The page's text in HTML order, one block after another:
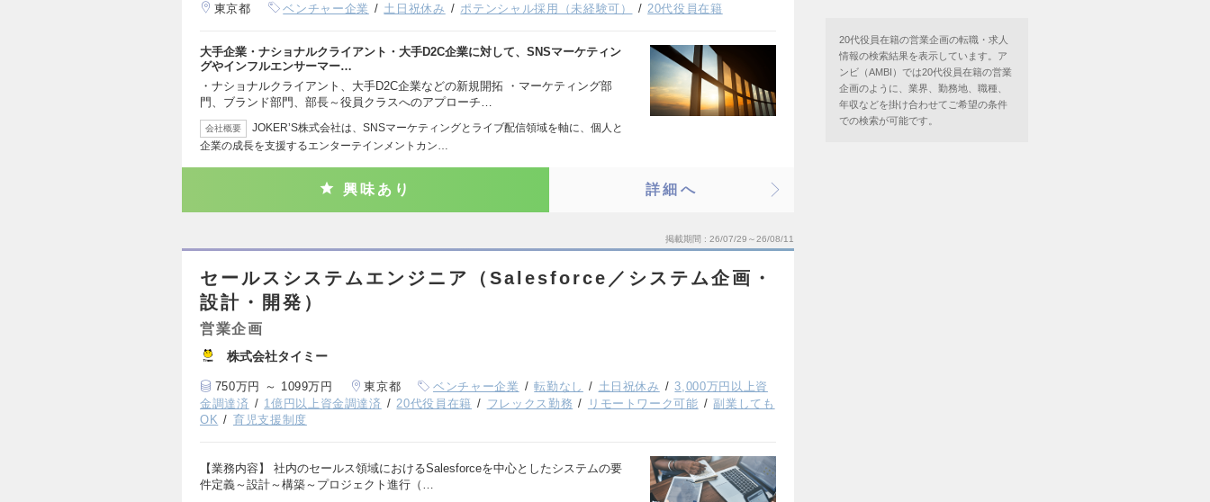
東京都 ベンチャー企業 土日祝休み ポテンシャル採用（未経験可） 20代役員在籍
大手企業・ナショナルクライアント・大手D2C企業に対して、SNSマーケティン
グやインフルエンサーマー…
・ナショナルクライアント、大手D2C企業などの新規開拓 ・マーケティング部
門、ブランド部門、部長～役員クラスへのアプローチ…
会社概要
JOKER’S株式会社は、SNSマーケティングとライブ配信領域を軸に、個人と
企業の成長を支援するエンターテインメントカン…
興味あり 詳細へ
掲載期間 26/07/29～26/08/11
セールスシステムエンジニア（Salesforce／システム企画・
設計・開発）
営業企画
株式会社タイミー
750万円 ～ 1099万円 東京都 ベンチャー企業 転勤なし 土日祝休み
3,000万円以上資
金調達済
1億円以上資金調達済 20代役員在籍 フレックス勤務 リモートワーク可能
副業しても
OK
育児支援制度
【業務内容】 社内のセールス領域におけるSalesforceを中心としたシステムの要
件定義～設計～構築～プロジェクト進行（…
20代役員在籍の営業企画の転職・求人
情報の検索結果を表示しています。ア
ンビ（AMBI）では20代役員在籍の営業
企画のように、業界、勤務地、職種、
年収などを掛け合わせてご希望の条件
での検索が可能です。